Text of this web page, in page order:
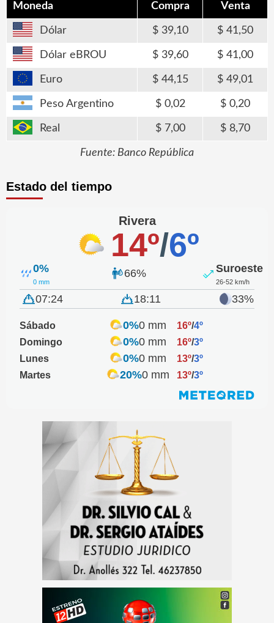
Moneda Compra Venta
Dólar 39,10 41,50
Dólar eBROU 39,60 41,00
Euro 44,15 49,01
Peso Argentino 0,02 0,20
Real 7,00 8,70
Fuente: Banco República
Estado del tiempo
Rivera
14º/6º
0%
0 mm
66% Suroeste
26-52 km/h
07:24 18:11 33%
Sábado 0%0 mm 16º/4º
Domingo
0%0 mm 16º/3º
Lunes
0%0 mm 13º/3º
Martes
20%0 mm 13º/3º